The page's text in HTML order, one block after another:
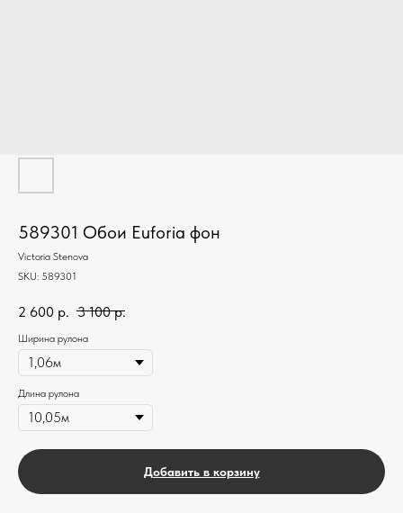
589301 Обои Euforia фон
Victoria Stenova
SKU: 589301
2 600 р. 3 100 р.
Ширина рулона
Длина рулона
Добавить в корзину